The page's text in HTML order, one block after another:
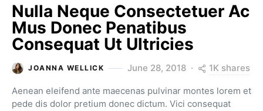
Nulla Neque Consectetuer Ac
Mus Donec Penatibus
Consequat Ut Ultricies
JOANNA WELLICK June 28, 2018 1K shares
Aenean eleifend ante maecenas pulvinar montes lorem et
pede dis dolor pretium donec dictum. Vici consequat